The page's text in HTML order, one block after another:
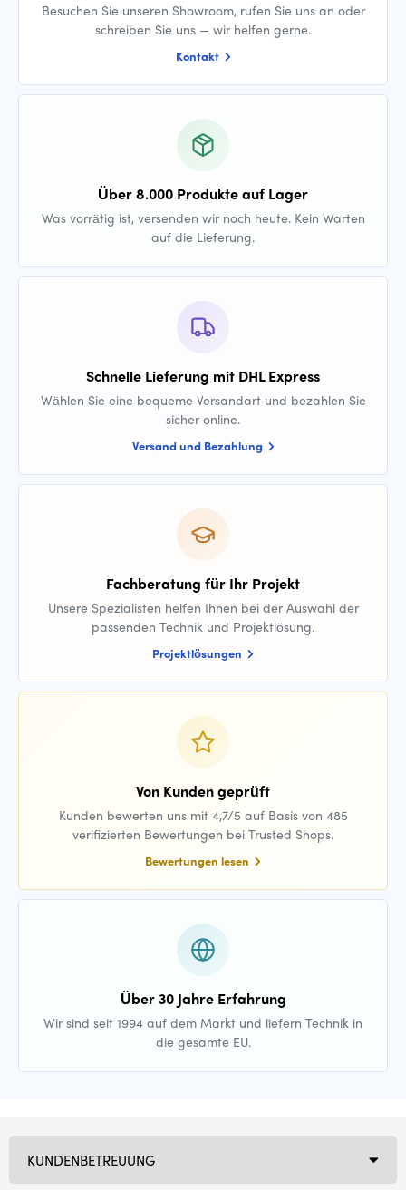
Besuchen Sie unseren Showroom, rufen Sie uns an oder
schreiben Sie uns — wir helfen gerne.
Kontakt
Über 8.000 Produkte auf Lager
Was vorrätig ist, versenden wir noch heute. Kein Warten
auf die Lieferung.
Schnelle Lieferung mit DHL Express
Wählen Sie eine bequeme Versandart und bezahlen Sie
sicher online.
Versand und Bezahlung
Fachberatung für Ihr Projekt
Unsere Spezialisten helfen Ihnen bei der Auswahl der
passenden Technik und Projektlösung.
Projektlösungen
Von Kunden geprüft
Kunden bewerten uns mit 4,7/5 auf Basis von 485
verifizierten Bewertungen bei Trusted Shops.
Bewertungen lesen
Über 30 Jahre Erfahrung
Wir sind seit 1994 auf dem Markt und liefern Technik in
die gesamte EU.
KUNDENBETREUUNG